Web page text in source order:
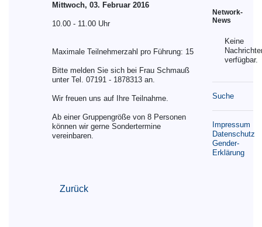
Mittwoch, 03. Februar 2016
10.00 - 11.00 Uhr
Maximale Teilnehmerzahl pro Führung: 15
Bitte melden Sie sich bei Frau Schmauß
unter Tel. 07191 - 1878313 an.
Wir freuen uns auf Ihre Teilnahme.
Ab einer Gruppengröße von 8 Personen
können wir gerne Sondertermine
vereinbaren.
Zurück
Network-
News
Keine
verfügbar.
Suche
Impressum
Datenschutz
Gender-
Erklärung